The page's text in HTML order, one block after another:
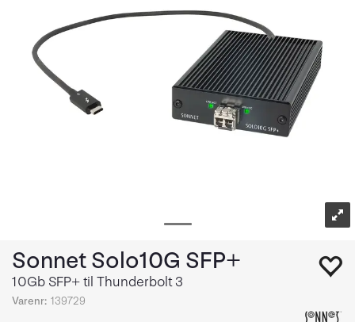
Sonnet Solo10G SFP+
10Gb SFP+ til Thunderbolt 3
Varenr: 139729